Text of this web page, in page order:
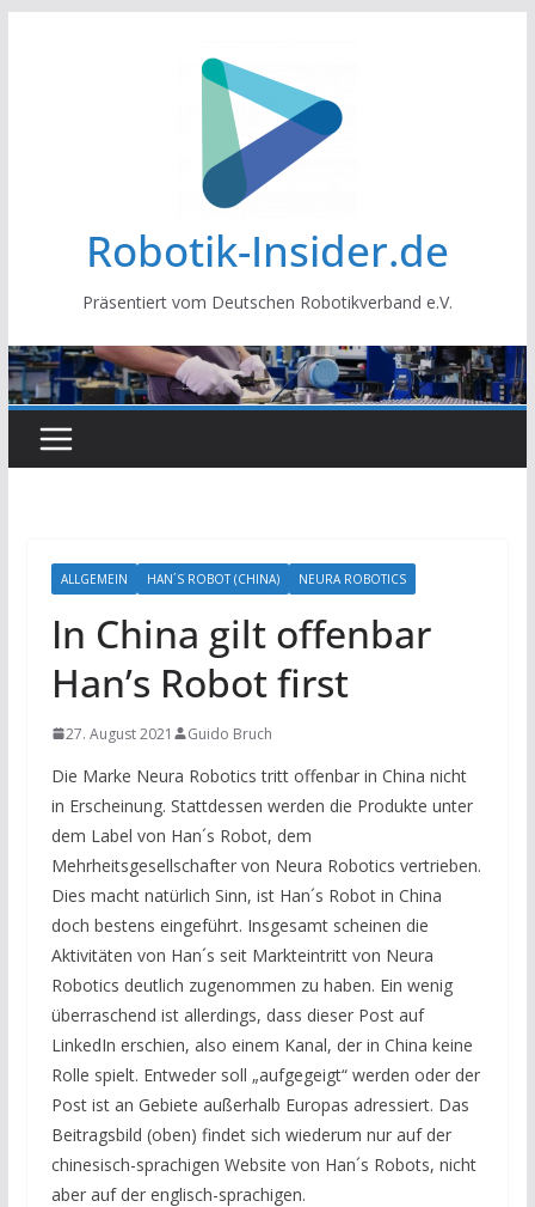
Robotik-Insider.de
Präsentiert vom Deutschen Robotikverband e.V.
ALLGEMEIN HAN´S ROBOT (CHINA) NEURA ROBOTICS
In China gilt offenbar
Han’s Robot first
27. August 2021 Guido Bruch
Die Marke Neura Robotics tritt offenbar in China nicht
in Erscheinung. Stattdessen werden die Produkte unter
dem Label von Han´s Robot, dem
Mehrheitsgesellschafter von Neura Robotics vertrieben.
Dies macht natürlich Sinn, ist Han´s Robot in China
doch bestens eingeführt. Insgesamt scheinen die
Aktivitäten von Han´s seit Markteintritt von Neura
Robotics deutlich zugenommen zu haben. Ein wenig
überraschend ist allerdings, dass dieser Post auf
LinkedIn erschien, also einem Kanal, der in China keine
Rolle spielt. Entweder soll „aufgegeigt“ werden oder der
Post ist an Gebiete außerhalb Europas adressiert. Das
Beitragsbild (oben) findet sich wiederum nur auf der
chinesisch-sprachigen Website von Han´s Robots, nicht
aber auf der englisch-sprachigen.